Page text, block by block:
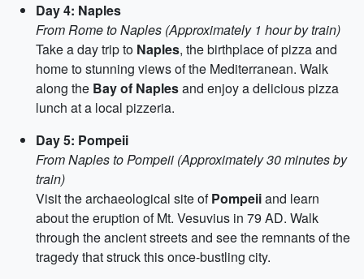
Day 4: Naples
From Rome to Naples (Approximately 1 hour by train)
Take a day trip to Naples, the birthplace of pizza and
home to stunning views of the Mediterranean. Walk
along the Bay of Naplesand enjoy a delicious pizza
lunch at a local pizzeria.
Day 5: Pompeii
From Naples to Pompeii (Approximately 30 minutes by
train)
Visit the archaeological site ofPompeiiand learn
about the eruption of Mt. Vesuvius in 79 AD. Walk
through the ancient streets and see the remnants of the
tragedy that struck this once-bustling city.